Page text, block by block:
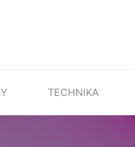
TECHNIKA